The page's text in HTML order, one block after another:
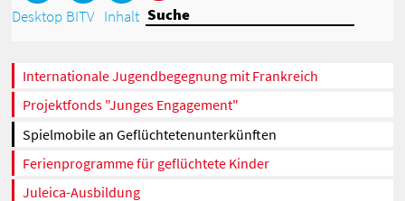
Desktop BITV Inhalt
Internationale Jugendbegegnung mit Frankreich
Projektfonds "Junges Engagement"
Spielmobile an Geflüchtetenunterkünften
Ferienprogramme für geflüchtete Kinder
Juleica-Ausbildung